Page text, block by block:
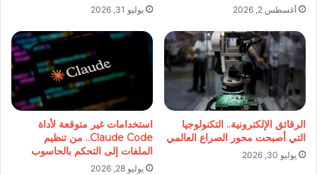
أغسطس 2, 2026 يوليو 31, 2026
الرقائق الإلكترونية.. التكنولوجيا
التي أصبحت محور الصراع العالمي
يوليو 30, 2026
استخدامات غير متوقعة لأداة
Claude Code.. من تنظيم
الملفات إلى التحكم بالحاسوب
يوليو 28, 2026